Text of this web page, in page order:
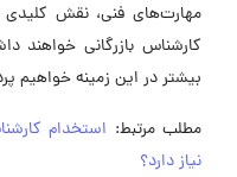
مهارت‌های فنی، نقش
کارشناس بازرگانی خواهند
بیشتر در این زمینه خواهیم
مطلب مرتبط: استخدام
نیاز دارد؟